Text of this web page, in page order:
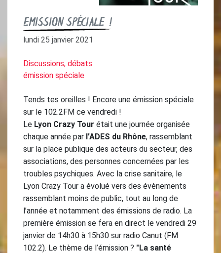
EMISSION SPÉCIALE !
lundi 25 janvier 2021
Discussions, débats
émission spéciale
Tends tes oreilles ! Encore une émission spéciale
sur le 102.2FM ce vendredi !
Le Lyon Crazy Tour était une journée organisée
chaque année par l’ADES du Rhône, rassemblant
sur la place publique des acteurs du secteur, des
associations, des personnes concernées par les
troubles psychiques. Avec la crise sanitaire, le
Lyon Crazy Tour a évolué vers des évènements
rassemblant moins de public, tout au long de
l’année et notamment des émissions de radio. La
première émission se fera en direct le vendredi 29
janvier de 14h30 à 15h30 sur radio Canut (FM
102.2). Le thème de l’émission ? "La santé